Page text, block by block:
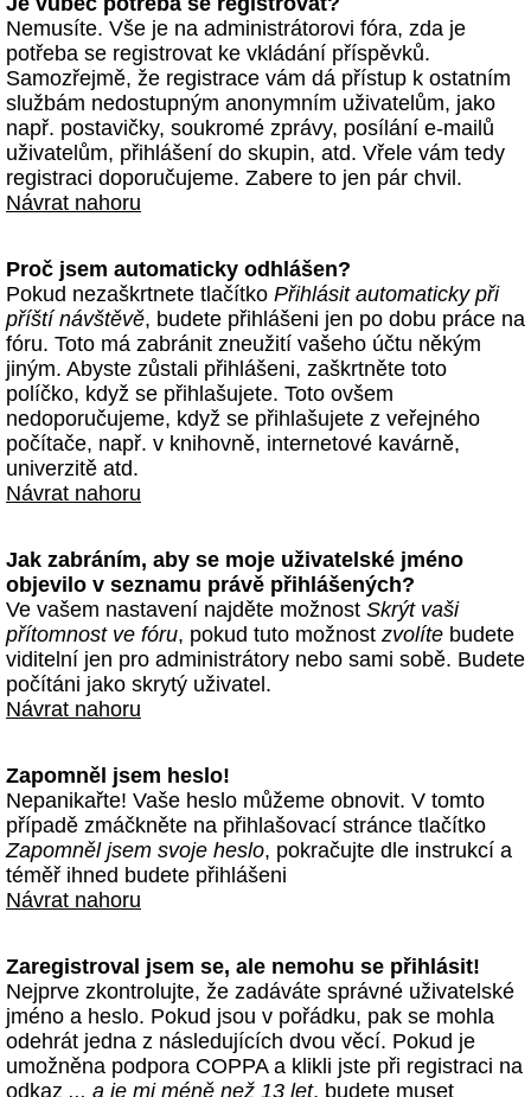
Nemusíte. Vše je na administrátorovi fóra, zda je
potřeba se registrovat ke vkládání příspěvků.
Samozřejmě, že registrace vám dá přístup k ostatním
službám nedostupným anonymním uživatelům, jako
např. postavičky, soukromé zprávy, posílání e-mailů
uživatelům, přihlášení do skupin, atd. Vřele vám tedy
registraci doporučujeme. Zabere to jen pár chvil.
Návrat nahoru
Proč jsem automaticky odhlášen?
Pokud nezaškrtnete tlačítko Přihlásit automaticky při
příští návštěvě, budete přihlášeni jen po dobu práce na
fóru. Toto má zabránit zneužití vašeho účtu někým
jiným. Abyste zůstali přihlášeni, zaškrtněte toto
políčko, když se přihlašujete. Toto ovšem
nedoporučujeme, když se přihlašujete z veřejného
počítače, např. v knihovně, internetové kavárně,
univerzitě atd.
Návrat nahoru
Jak zabráním, aby se moje uživatelské jméno
objevilo v seznamu právě přihlášených?
Ve vašem nastavení najděte možnost Skrýt vaši
přítomnost ve fóru, pokud tuto možnost zvolíte budete
viditelní jen pro administrátory nebo sami sobě. Budete
počítáni jako skrytý uživatel.
Návrat nahoru
Zapomněl jsem heslo!
Nepanikařte! Vaše heslo můžeme obnovit. V tomto
případě zmáčkněte na přihlašovací stránce tlačítko
Zapomněl jsem svoje heslo, pokračujte dle instrukcí a
téměř ihned budete přihlášeni
Návrat nahoru
Zaregistroval jsem se, ale nemohu se přihlásit!
Nejprve zkontrolujte, že zadáváte správné uživatelské
jméno a heslo. Pokud jsou v pořádku, pak se mohla
odehrát jedna z následujících dvou věcí. Pokud je
umožněna podpora COPPA a klikli jste při registraci na
odkaz ... a je mi méně než 13 let, budete muset